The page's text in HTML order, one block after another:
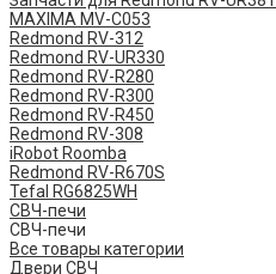
MAXIMA MV-C053
Redmond RV-312
Redmond RV-UR330
Redmond RV-R280
Redmond RV-R300
Redmond RV-R450
Redmond RV-308
iRobot Roomba
Redmond RV-R670S
Tefal RG6825WH
СВЧ-печи
СВЧ-печи
Все товары категории
Двери СВЧ